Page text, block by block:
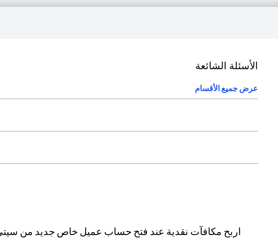
الأسئلة الشائعة
عرض جميع الأقسام
اربح مكافآت نقدية عند فتح حساب عميل خاص جديد من سيتي